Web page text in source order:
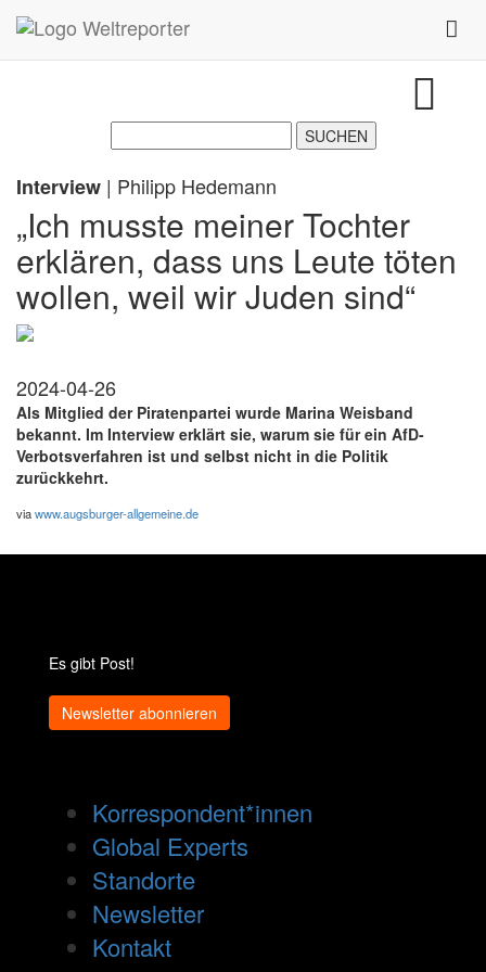
Zum Inhalt springen
Interview | Philipp Hedemann
„Ich musste meiner Tochter
erklären, dass uns Leute töten
wollen, weil wir Juden sind“
2024-04-26
Als Mitglied der Piratenpartei wurde Marina Weisband
bekannt. Im Interview erklärt sie, warum sie für ein AfD-
Verbotsverfahren ist und selbst nicht in die Politik
zurückkehrt.
viawww.augsburger-allgemeine.de
Es gibt Post!
Newsletter abonnieren
Korrespondent*innen
Global Experts
Standorte
Newsletter
Kontakt